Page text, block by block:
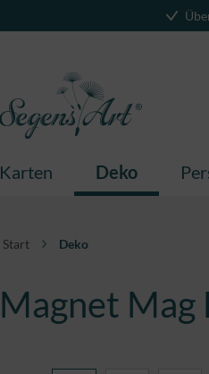
Karten Deko
Start Deko
Magnet Mag